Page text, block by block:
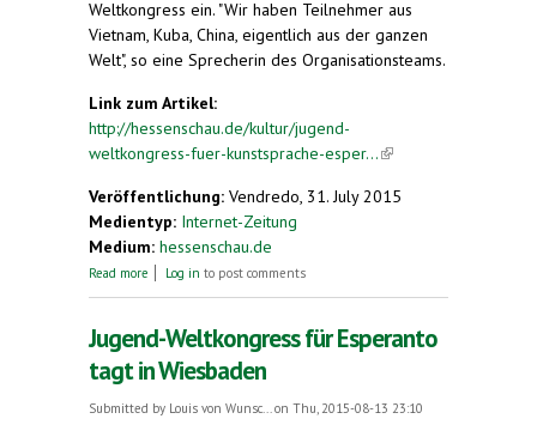
Weltkongress ein. "Wir haben Teilnehmer aus
Vietnam, Kuba, China, eigentlich aus der ganzen
Welt", so eine Sprecherin des Organisationsteams.
Link zum Artikel:
http://hessenschau.de/kultur/jugend-
weltkongress-fuer-kunstsprache-esper...(link is
Veröffentlichung: Vendredo, 31. July 2015
Medientyp: Internet-Zeitung
Medium: hessenschau.de
Read more about Kunstsprache. Jugend-Weltkongress für
Log in to post comments
Jugend-Weltkongress für Esperanto
tagt in Wiesbaden
Submitted by Louis von Wunsc... on Thu, 2015-08-13 23:10